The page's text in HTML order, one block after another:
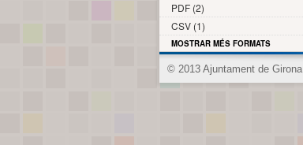
PDF (2)
CSV (1)
MOSTRAR MÉS FORMATS
© 2013 Ajuntament de Girona